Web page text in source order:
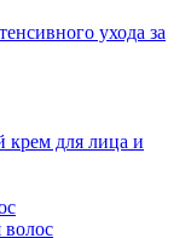
ухода за
для лица и